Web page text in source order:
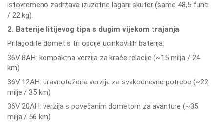
istovremeno zadržava izuzetno lagani skuter (samo 48,5 funti
/ 22 kg).
2. Baterije litijevog tipa s dugim vijekom trajanja
Prilagodite domet s tri opcije učinkovitih baterija:
36V 8AH: kompaktna verzija za kraće relacije (~15 milja / 24
km)
36V 12AH: uravnotežena verzija za svakodnevne potrebe (~22
milje / 35 km)
36V 20AH: verzija s povećanim dometom za avanture (~35
milja / 56 km)